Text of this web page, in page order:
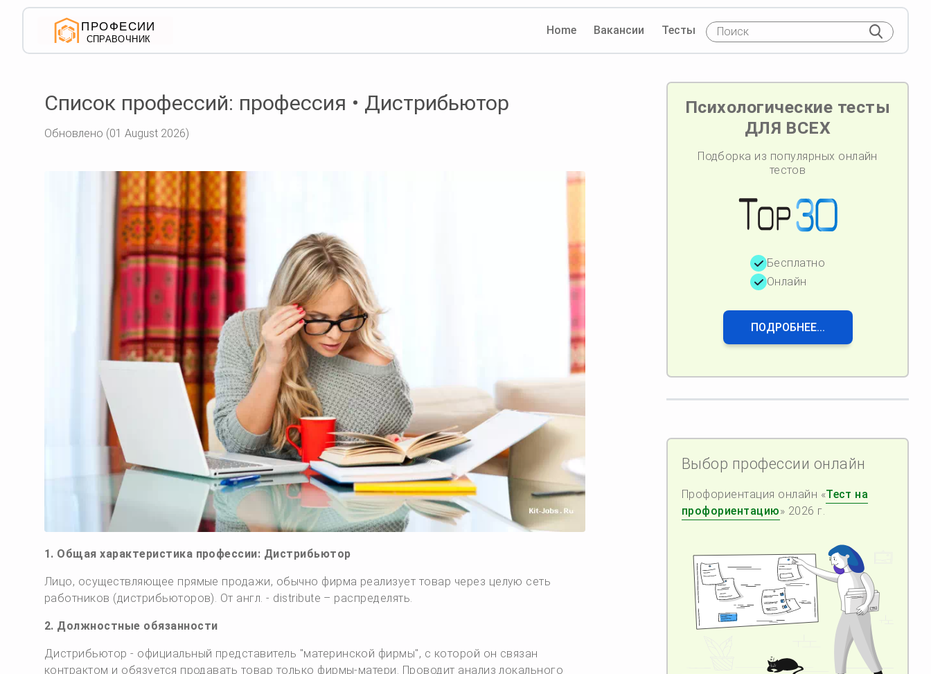
Home Вакансии Тесты
Список профессий: профессия • Дистрибьютор
Обновлено (01 August 2026)
1. Общая характеристика профессии: Дистрибьютор
Лицо, осуществляющее прямые продажи, обычно фирма реализует товар через целую сеть
работников (дистрибьюторов). От англ. - distribute – распределять.
2. Должностные обязанности
Дистрибьютор - официальный представитель "материнской фирмы", с которой он связан
контрактом и обязуется продавать товар только фирмы-матери. Проводит анализ локального
Психологические тесты
ДЛЯ ВСЕХ
Подборка из популярных онлайн
тестов
Бесплатно
Онлайн
ПОДРОБНЕЕ...
Выбор профессии онлайн
Профориентация онлайн «Тест на
профориентацию» 2026 г.